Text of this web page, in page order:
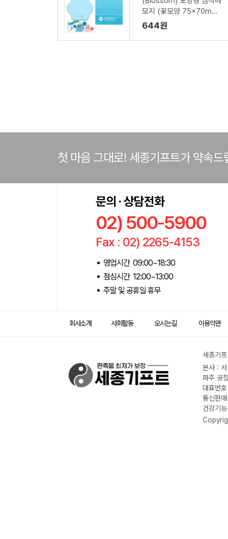
모지 (꽃모양 75x70mm)
- 1P
644원
첫 마음 그대로! 세종기프트가 약속드
문의 · 상담전화
02) 500-5900
Fax : 02) 2265-4153
영업시간 09:00~18:30
점심시간 12:00~13:00
주말 및 공휴일 휴무
회사소개 사회활동 오시는길 이용약관
세종기
본사 :
파주 공
대표번
통신판
건강기